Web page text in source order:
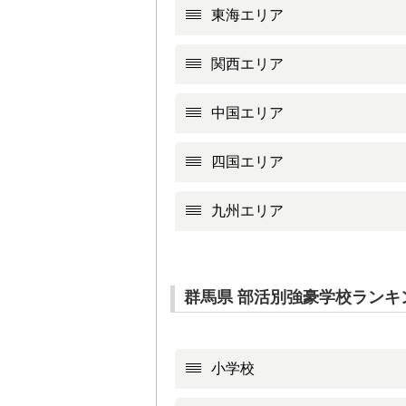
東海エリア
関西エリア
中国エリア
四国エリア
九州エリア
群馬県 部活別強豪学校ランキ
小学校